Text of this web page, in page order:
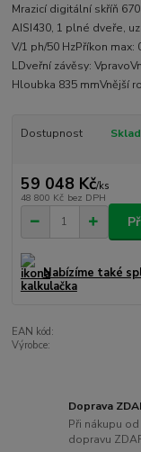
Mrazicí digitální skříň
AISI430, 1 plné dveře,
V/1 ph/50 HzPříkon
LDveřní závěsy:
Hloubka 835 mmVnější
Dostupnost
59 048 Kč/ks
48 800 Kč bez DPH
Nabízíme také
EAN kód:
Výrobce:
Doprava
Při nákupu
dopravu